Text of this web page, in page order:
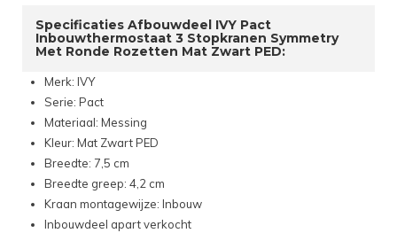
Specificaties Afbouwdeel IVY Pact
Inbouwthermostaat 3 Stopkranen Symmetry
Met Ronde Rozetten Mat Zwart PED:
Merk: IVY
Serie: Pact
Materiaal: Messing
Kleur: Mat Zwart PED
Breedte: 7,5 cm
Breedte greep: 4,2 cm
Kraan montagewijze: Inbouw
Inbouwdeel apart verkocht